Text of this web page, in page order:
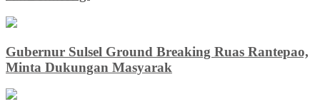
Gubernur Sulsel Ground Breaking Ruas Rantepao,
Minta Dukungan Masyarak